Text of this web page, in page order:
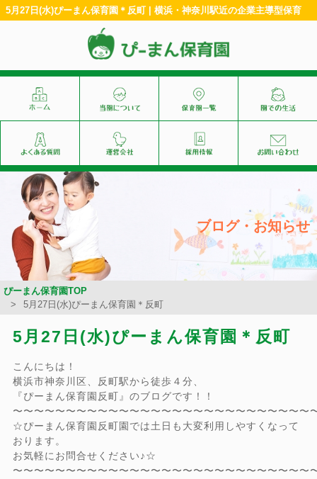
5月27日(水)ぴーまん保育園＊反町 | 横浜・神奈川駅近の企業主導型保育
ブログ・お知らせ
ぴーまん保育園TOP
5月27日(水)ぴーまん保育園＊反町
5月27日(水)ぴーまん保育園＊反町
こんにちは！
横浜市神奈川区、反町駅から徒歩４分、
『ぴーまん保育園反町』のブログです！！
〜〜〜〜〜〜〜〜〜〜〜〜〜〜〜〜〜〜〜〜〜〜〜〜〜〜〜〜
☆ぴーまん保育園反町園では土日も大変利用しやすくなって
おります。
お気軽にお問合せください♪☆
〜〜〜〜〜〜〜〜〜〜〜〜〜〜〜〜〜〜〜〜〜〜〜〜〜〜〜〜